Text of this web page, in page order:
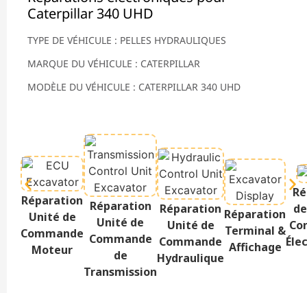
Caterpillar 340 UHD
TYPE DE VÉHICULE : PELLES HYDRAULIQUES
MARQUE DU VÉHICULE : CATERPILLAR
MODÈLE DU VÉHICULE : CATERPILLAR 340 UHD
Réparation
Unité de
Commande
Moteur
Réparation
Unité de
Commande
de
Transmission
Réparation
Unité de
Commande
Hydraulique
Réparation
Terminal &
Affichage